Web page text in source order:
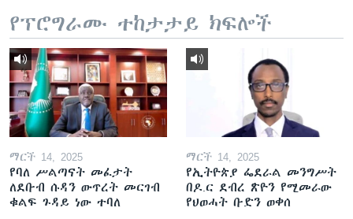
የፕሮግራሙ ተከታታይ ክፍሎች
ማርች 14, 2025
የባለ ሥልጣናት መፈታት
ለደቡብ ሱዳን ውጥረት መርገብ
ቁልፍ ጉዳይ ነው ተባለ
ማርች 14, 2025
የኢትዮጵያ ፌደራል መንግሥት
በዶ.ር ደብረ ጽዮን የሚመራው
የህወሓት ቡድን ወቀሰ